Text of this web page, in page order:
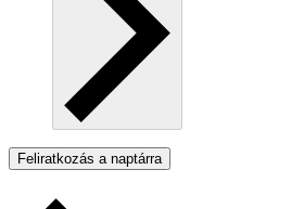
Feliratkozás a naptárra